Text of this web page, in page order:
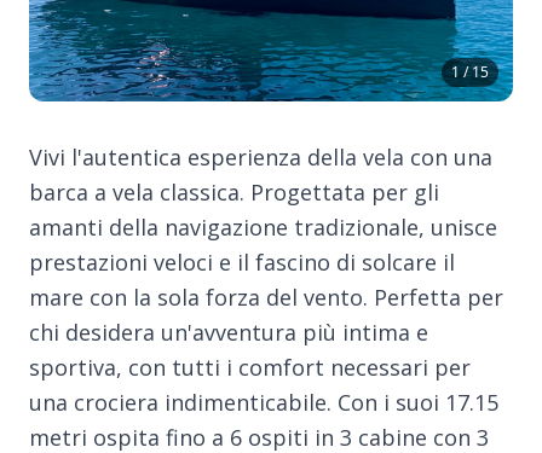
1 / 15
Vivi l'autentica esperienza della vela con una
barca a vela classica. Progettata per gli
amanti della navigazione tradizionale, unisce
prestazioni veloci e il fascino di solcare il
mare con la sola forza del vento. Perfetta per
chi desidera un'avventura più intima e
sportiva, con tutti i comfort necessari per
una crociera indimenticabile. Con i suoi 17.15
metri ospita fino a 6 ospiti in 3 cabine con 3